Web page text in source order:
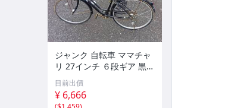
ジャンク 自転車 ママチャ
リ 27インチ ６段ギア 黒
手渡し限定 配達可能 千
葉
目前出價
¥ 6,666